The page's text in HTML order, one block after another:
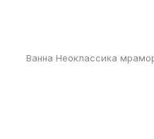
Ванна Неоклассика